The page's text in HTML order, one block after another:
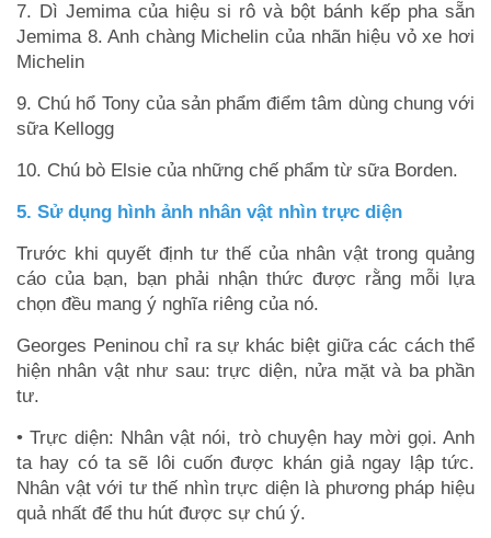
7. Dì Jemima của hiệu si rô và bột bánh kếp pha sẵn
Jemima 8. Anh chàng Michelin của nhãn hiệu vỏ xe hơi
Michelin
9. Chú hổ Tony của sản phẩm điểm tâm dùng chung với
sữa Kellogg
10. Chú bò Elsie của những chế phẩm từ sữa Borden.
5. Sử dụng hình ảnh nhân vật nhìn trực diện
Trước khi quyết định tư thế của nhân vật trong quảng
cáo của bạn, bạn phải nhận thức được rằng mỗi lựa
chọn đều mang ý nghĩa riêng của nó.
Georges Peninou chỉ ra sự khác biệt giữa các cách thể
hiện nhân vật như sau: trực diện, nửa mặt và ba phần
tư.
• Trực diện: Nhân vật nói, trò chuyện hay mời gọi. Anh
ta hay có ta sẽ lôi cuốn được khán giả ngay lập tức.
Nhân vật với tư thế nhìn trực diện là phương pháp hiệu
quả nhất để thu hút được sự chú ý.